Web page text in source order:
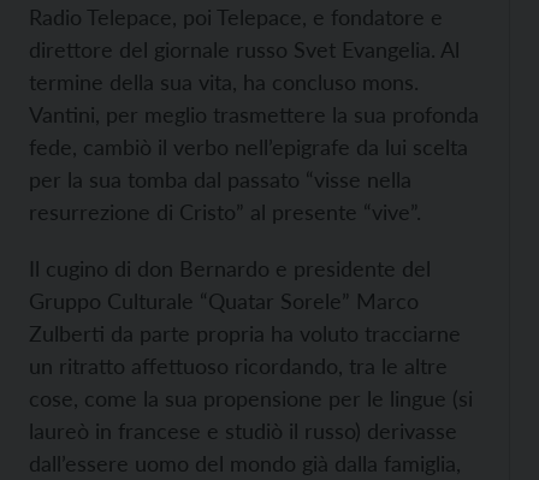
Radio Telepace, poi Telepace, e fondatore e
direttore del giornale russo Svet Evangelia. Al
termine della sua vita, ha concluso mons.
Vantini, per meglio trasmettere la sua profonda
fede, cambiò il verbo nell’epigrafe da lui scelta
per la sua tomba dal passato “visse nella
resurrezione di Cristo” al presente “vive”.
Il cugino di don Bernardo e presidente del
Gruppo Culturale “Quatar Sorele” Marco
Zulberti da parte propria ha voluto tracciarne
un ritratto affettuoso ricordando, tra le altre
cose, come la sua propensione per le lingue (si
laureò in francese e studiò il russo) derivasse
dall’essere uomo del mondo già dalla famiglia,